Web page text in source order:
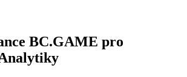
BC.GAME pro